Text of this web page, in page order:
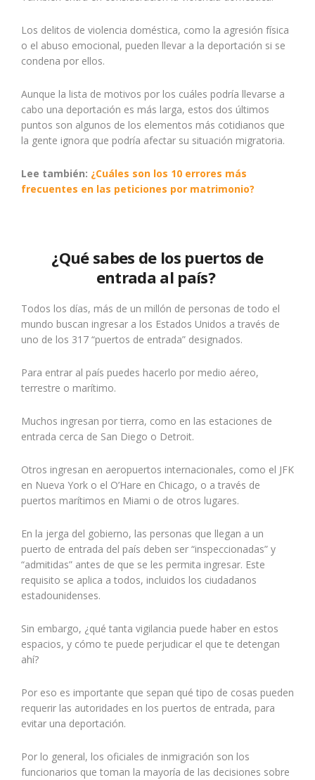
Los delitos de violencia doméstica, como la agresión física
o el abuso emocional, pueden llevar a la deportación si se
condena por ellos.
Aunque la lista de motivos por los cuáles podría llevarse a
cabo una deportación es más larga, estos dos últimos
puntos son algunos de los elementos más cotidianos que
la gente ignora que podría afectar su situación migratoria.
Lee también: ¿Cuáles son los 10 errores más
frecuentes en las peticiones por matrimonio?
¿Qué sabes de los puertos de
entrada al país?
Todos los días, más de un millón de personas de todo el
mundo buscan ingresar a los Estados Unidos a través de
uno de los 317 “puertos de entrada” designados.
Para entrar al país puedes hacerlo por medio aéreo,
terrestre o marítimo.
Muchos ingresan por tierra, como en las estaciones de
entrada cerca de San Diego o Detroit.
Otros ingresan en aeropuertos internacionales, como el JFK
en Nueva York o el O’Hare en Chicago, o a través de
puertos marítimos en Miami o de otros lugares.
En la jerga del gobierno, las personas que llegan a un
puerto de entrada del país deben ser “inspeccionadas” y
“admitidas” antes de que se les permita ingresar. Este
requisito se aplica a todos, incluidos los ciudadanos
estadounidenses.
Sin embargo, ¿qué tanta vigilancia puede haber en estos
espacios, y cómo te puede perjudicar el que te detengan
ahí?
Por eso es importante que sepan qué tipo de cosas pueden
requerir las autoridades en los puertos de entrada, para
evitar una deportación.
Por lo general, los oficiales de inmigración son los
funcionarios que toman la mayoría de las decisiones sobre